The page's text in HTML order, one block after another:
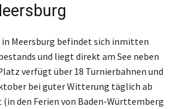
Meersburg befindet sich inmitten
und liegt direkt am See neben
verfügt über 18 Turnierbahnen und
bei guter Witterung täglich ab
(in den Ferien von Baden-Württemberg